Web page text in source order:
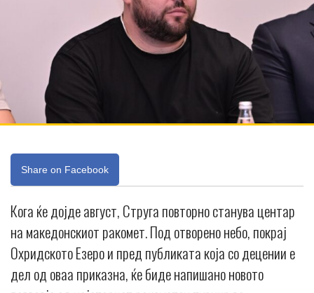
Share on Facebook
Кога ќе дојде август, Струга повторно станува центар
на македонскиот ракомет. Под отворено небо, покрај
Охридското Езеро и пред публиката која со децении е
дел од оваа приказна, ќе биде напишано новото